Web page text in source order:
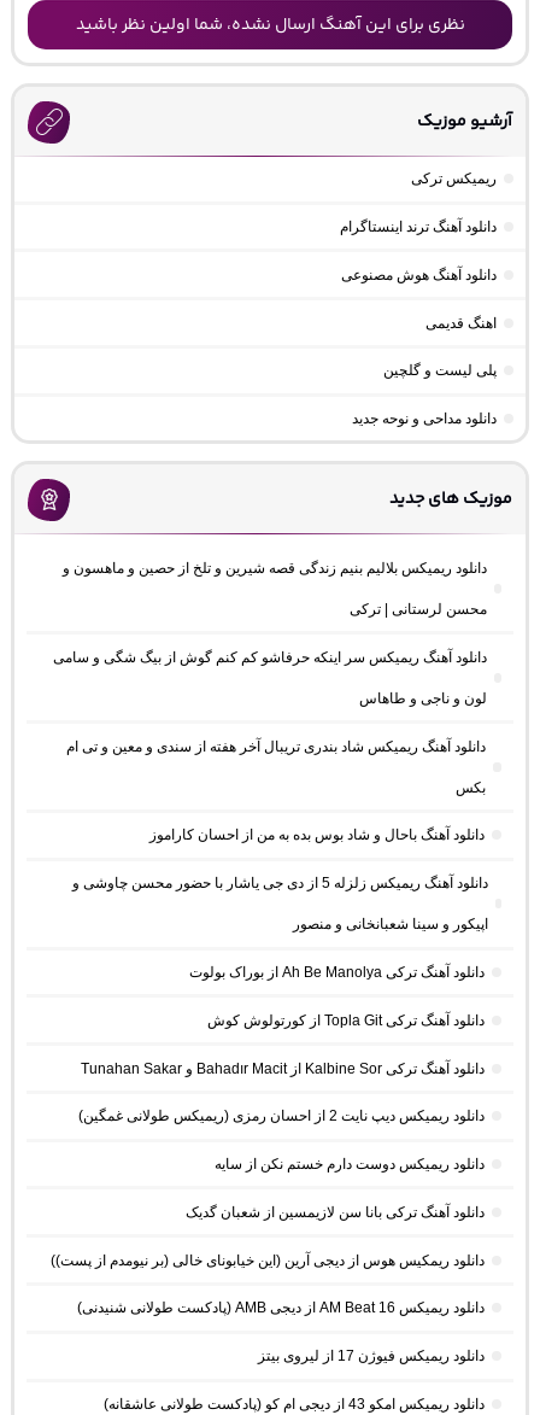
نظری برای این آهنگ ارسال نشده، شما اولین نظر باشید
آرشیو موزیک
ریمیکس ترکی
دانلود آهنگ ترند اینستاگرام
دانلود آهنگ هوش مصنوعی
اهنگ قدیمی
پلی لیست و گلچین
دانلود مداحی و نوحه جدید
موزیک های جدید
دانلود ریمیکس بلالیم بنیم زندگی قصه شیرین و تلخ از حصین و ماهسون و
محسن لرستانی | ترکی
دانلود آهنگ ریمیکس سر اینکه حرفاشو کم کنم گوش از بیگ شگی و سامی
لون و ناجی و طاهاس
دانلود آهنگ ریمیکس شاد بندری تریبال آخر هفته از سندی و معین و تی ام
بکس
دانلود آهنگ باحال و شاد بوس بده به من از احسان کاراموز
دانلود آهنگ ریمیکس زلزله 5 از دی جی یاشار با حضور محسن چاوشی و
اپیکور و سینا شعبانخانی و منصور
دانلود آهنگ ترکی Ah Be Manolya از بوراک بولوت
دانلود آهنگ ترکی Topla Git از کورتولوش کوش
دانلود آهنگ ترکی Kalbine Sor از Bahadır Macit و Tunahan Sakar
دانلود ریمیکس دیپ نایت 2 از احسان رمزی (ریمیکس طولانی غمگین)
دانلود ریمیکس دوست دارم خستم نکن از سایه
دانلود آهنگ ترکی بانا سن لازیمسین از شعبان گدیک
دانلود ریمکیس هوس از دیجی آرین (این خیابونای خالی (بر نیومدم از پست))
دانلود ریمیکس AM Beat 16 از دیجی AMB (پادکست طولانی شنیدنی)
دانلود ریمیکس فیوژن 17 از لیروی بیتز
دانلود ریمیکس امکو 43 از دیجی ام کو (پادکست طولانی عاشقانه)